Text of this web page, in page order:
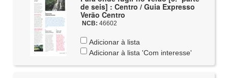
de seis] : Centro / Guia Expresso
Verão Centro
NCB: 46602
Adicionar à lista
Adicionar à lista 'Com interesse'